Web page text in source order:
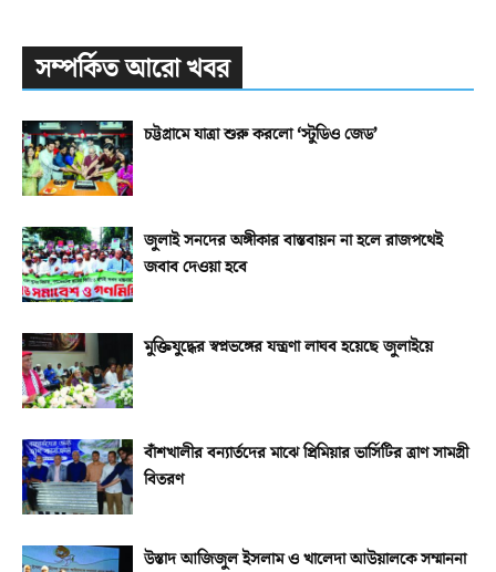
সম্পর্কিত আরো খবর
চট্টগ্রামে যাত্রা শুরু করলো ‘স্টুডিও জেড’
জুলাই সনদের অঙ্গীকার বাস্তবায়ন না হলে রাজপথেই
জবাব দেওয়া হবে
মুক্তিযুদ্ধের স্বপ্নভঙ্গের যন্ত্রণা লাঘব হয়েছে জুলাইয়ে
বাঁশখালীর বন্যার্তদের মাঝে প্রিমিয়ার ভার্সিটির ত্রাণ সামগ্রী
বিতরণ
উস্তাদ আজিজুল ইসলাম ও খালেদা আউয়ালকে সম্মাননা